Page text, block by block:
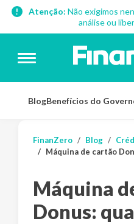
Atenção: Não exigimos
análise ou
BlogBenefícios do
FinanZero Blog
Máquina de cartão Donus:
Máquina
Donus: